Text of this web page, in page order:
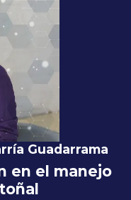
Guadarrama
en el manejo